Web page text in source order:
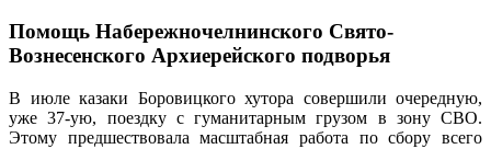
Помощь Набережночелнинского Свято-
Вознесенского Архиерейского подворья
В июле казаки Боровицкого хутора совершили очередную,
уже 37-ую, поездку с гуманитарным грузом в зону СВО.
Этому предшествовала масштабная работа по сбору всего